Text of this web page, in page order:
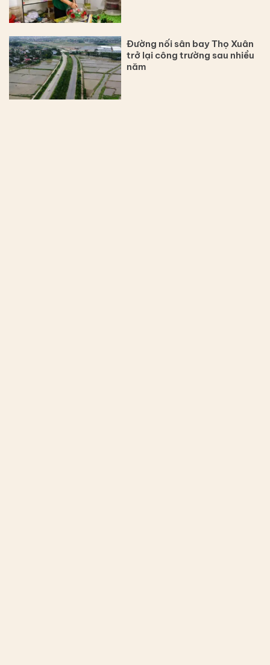
Đường nối sân bay Thọ Xuân
trở lại công trường sau nhiều
năm